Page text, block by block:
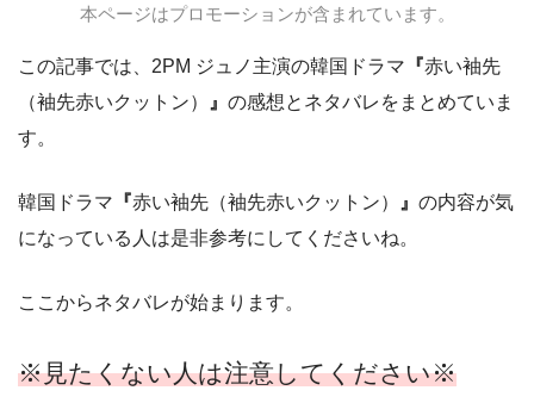
本ページはプロモーションが含まれています。
この記事では、2PM ジュノ主演の韓国ドラマ 『赤い袖先
（袖先赤いクットン）
』 の感想とネタバレをまとめていま
す。
韓国ドラマ 『赤い袖先（袖先赤いクットン） 』 の内容が気
になっている人は是非参考にしてくださいね。
ここからネタバレが始まります。
※見たくない人は注意してください※